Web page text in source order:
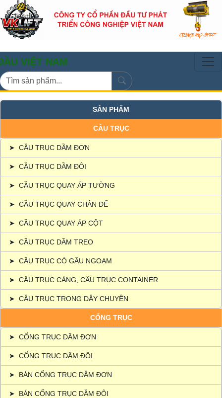
NAM
SẢN PHẨM
CẦU TRỤC
➤ CẦU TRỤC DẦM ĐƠN
➤ CẦU TRỤC DẦM ĐÔI
➤ CẦU TRỤC QUAY ÁP TƯỜNG
➤ CẦU TRỤC QUAY CHÂN ĐẾ
➤ CẦU TRỤC QUAY ÁP CỘT
➤ CẦU TRỤC DẦM TREO
➤ CẦU TRỤC CÓ GẦU NGOẠM
➤ CẦU TRỤC CẢNG, CẦU TRỤC CONTAINER
➤ CẦU TRỤC TRONG DÂY CHUYỀN
CỔNG TRỤC
➤ CỔNG TRỤC DẦM ĐƠN
➤ CỔNG TRỤC DẦM ĐÔI
➤ BÁN CỔNG TRỤC DẦM ĐƠN
➤ BÁN CỔNG TRỤC DẦM ĐÔI